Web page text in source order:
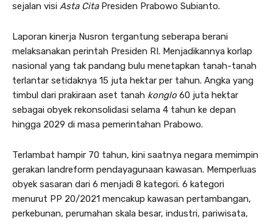
sejalan visi Asta CitaPresiden Prabowo Subianto.
Laporan kinerja Nusron tergantung seberapa berani
melaksanakan perintah Presiden RI. Menjadikannya korlap
nasional yang tak pandang bulu menetapkan tanah-tanah
terlantar setidaknya 15 juta hektar per tahun. Angka yang
timbul dari prakiraan aset tanah konglo 60 juta hektar
sebagai obyek rekonsolidasi selama 4 tahun ke depan
hingga 2029 di masa pemerintahan Prabowo.
Terlambat hampir 70 tahun, kini saatnya negara memimpin
gerakan landreform pendayagunaan kawasan. Memperluas
obyek sasaran dari 6 menjadi 8 kategori. 6 kategori
menurut PP 20/2021 mencakup kawasan pertambangan,
perkebunan, perumahan skala besar, industri, pariwisata,